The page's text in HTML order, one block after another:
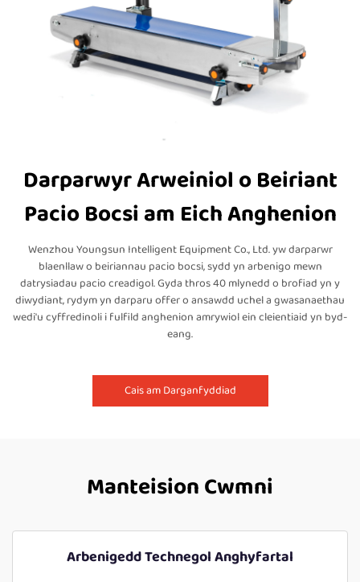
Darparwyr Arweiniol o Beiriant
Pacio Bocsi am Eich Anghenion
Wenzhou Youngsun Intelligent Equipment Co., Ltd. yw darparwr
blaenllaw o beiriannau pacio bocsi, sydd yn arbenigo mewn
datrysiadau pacio creadigol. Gyda thros 40 mlynedd o brofiad yn y
diwydiant, rydym yn darparu offer o ansawdd uchel a gwasanaethau
wedi'u cyffredinoli i fulfild anghenion amrywiol ein cleientiaid yn byd-
eang.
Cais am Darganfyddiad
Manteision Cwmni
Arbenigedd Technegol Anghyfartal